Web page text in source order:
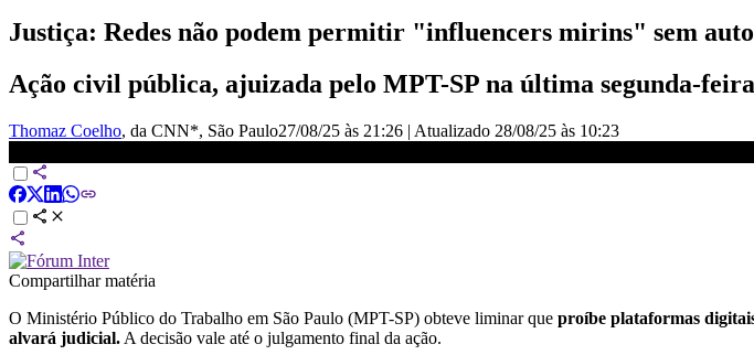
Justiça: Redes não podem permitir "influencers mirins" sem
Ação civil pública, ajuizada pelo MPT-SP na última segunda-
Thomaz Coelho, da CNN*, São Paulo27/08/25 às 21:26 | Atualizado 28/08/25 às 10:23
Compartilhar matéria
O Ministério Público do Trabalho em São Paulo (MPT-SP) obteve liminar que proíbe plataformas
alvará judicial. A decisão vale até o julgamento final da ação.